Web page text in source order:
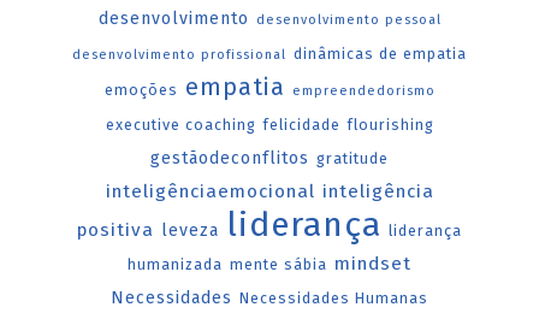
desenvolvimento desenvolvimento pessoal
desenvolvimento profissional dinâmicas de empatia
emoções empatia empreendedorismo
executive coaching felicidade flourishing
gestãodeconflitos gratitude
inteligênciaemocional inteligência
positiva leveza liderança liderança
humanizada mente sábia mindset
Necessidades Necessidades Humanas